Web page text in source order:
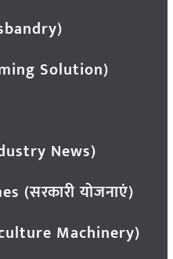
Solution)
News)
(सरकारी योजनाएं)
Machinery)